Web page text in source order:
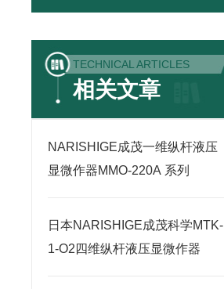
TECHNICAL ARTICLES
相关文章
NARISHIGE成茂一维纵杆液压
显微作器MMO-220A 系列
日本NARISHIGE成茂科学MTK-
1-O2四维纵杆液压显微作器